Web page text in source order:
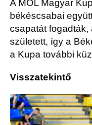
A MOL Magyar
békéscsabai
csapatát
született, így a
a Kupa további
Visszatekintő